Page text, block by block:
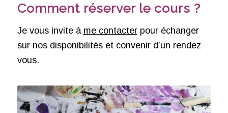
Comment réserver le cours ?
Je vous invite à me contacterpour échanger
sur nos disponibilités et convenir d’un rendez
vous.